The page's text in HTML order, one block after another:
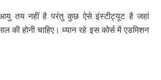
तय नहीं है परंतु कुछ ऐसे इंस्टीट्यूट है जहां
की होनी चाहिए। ध्यान रहे इस कोर्स में एडमिशन